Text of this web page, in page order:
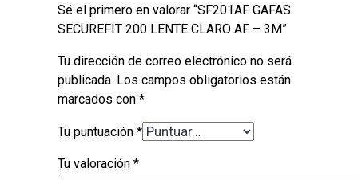
Sé el primero en valorar “SF201AF GAFAS
SECUREFIT 200 LENTE CLARO AF – 3M”
Tu dirección de correo electrónico no será
publicada. Los campos obligatorios están
marcados con *
Tu puntuación *
Tu valoración *